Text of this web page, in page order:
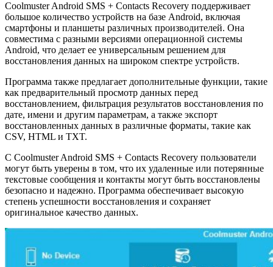
Coolmuster Android SMS + Contacts Recovery поддерживает
большое количество устройств на базе Android, включая
смартфоны и планшеты различных производителей. Она
совместима с разными версиями операционной системы
Android, что делает ее универсальным решением для
восстановления данных на широком спектре устройств.
Программа также предлагает дополнительные функции, такие
как предварительный просмотр данных перед
восстановлением, фильтрация результатов восстановления по
дате, имени и другим параметрам, а также экспорт
восстановленных данных в различные форматы, такие как
CSV, HTML и TXT.
С Coolmuster Android SMS + Contacts Recovery пользователи
могут быть уверены в том, что их удаленные или потерянные
текстовые сообщения и контакты могут быть восстановлены
безопасно и надежно. Программа обеспечивает высокую
степень успешности восстановления и сохраняет
оригинальное качество данных.